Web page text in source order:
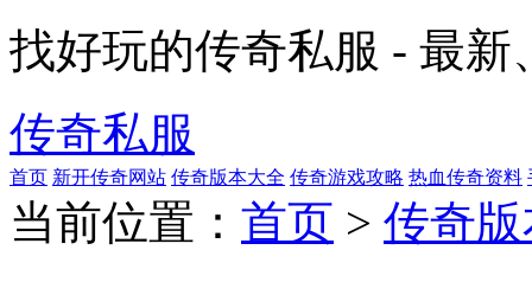
找好玩的传奇私服 - 最
传奇私服
首页 新开传奇网站 传奇版本大全 传奇游戏攻略 热血传奇资料
当前位置： 首页 > 传奇